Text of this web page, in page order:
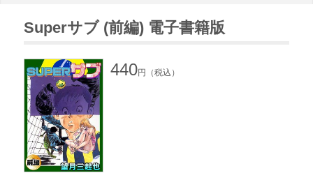
Superサブ (前編) 電子書籍版
440円（税込）